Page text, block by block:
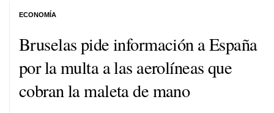
Bruselas pide información a España
por la multa a las aerolíneas que
cobran la maleta de mano
ECONOMÍA